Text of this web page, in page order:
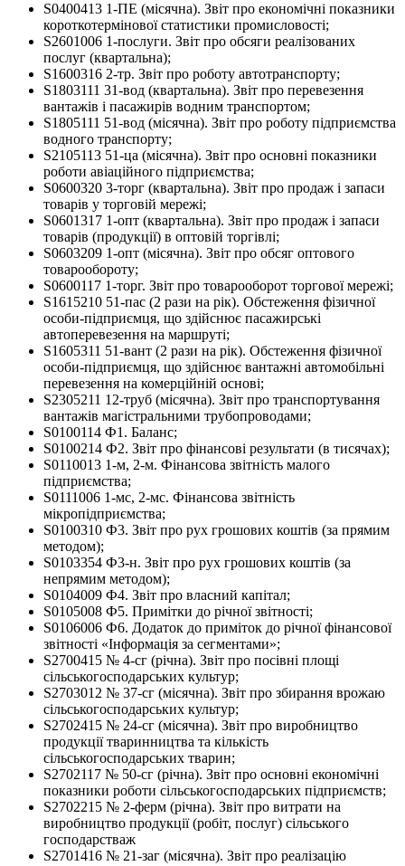
S0400413 1-ПЕ (місячна). Звіт про економічні показники
короткотермінової статистики промисловості;
S2601006 1-послуги. Звіт про обсяги реалізованих
послуг (квартальна);
S1600316 2-тр. Звіт про роботу автотранспорту;
S1803111 31-вод (квартальна). Звіт про перевезення
вантажів і пасажирів водним транспортом;
S1805111 51-вод (місячна). Звіт про роботу підприємства
водного транспорту;
S2105113 51-ца (місячна). Звіт про основні показники
роботи авіаційного підприємства;
S0600320 3-торг (квартальна). Звіт про продаж і запаси
товарів у торговій мережі;
S0601317 1-опт (квартальна). Звіт про продаж і запаси
товарів (продукції) в оптовій торгівлі;
S0603209 1-опт (місячна). Звіт про обсяг оптового
товарообороту;
S0600117 1-торг. Звіт про товарооборот торгової мережі;
S1615210 51-пас (2 рази на рік). Обстеження фізичної
особи-підприємця, що здійснює пасажирські
автоперевезення на маршруті;
S1605311 51-вант (2 рази на рік). Обстеження фізичної
особи-підприємця, що здійснює вантажні автомобільні
перевезення на комерційній основі;
S2305211 12-труб (місячна). Звіт про транспортування
вантажів магістральними трубопроводами;
S0100114 Ф1. Баланс;
S0100214 Ф2. Звіт про фінансові результати (в тисячах);
S0110013 1-м, 2-м. Фінансова звітність малого
підприємства;
S0111006 1-мс, 2-мс. Фінансова звітність
мікропідприємства;
S0100310 Ф3. Звiт про рух грошових коштiв (за прямим
методом);
S0103354 Ф3-н. Звiт про рух грошових коштiв (за
непрямим методом);
S0104009 Ф4. Звіт про власний капітал;
S0105008 Ф5. Примітки до річної звітності;
S0106006 Ф6. Додаток до приміток до річної фінансової
звітності «Інформація за сегментами»;
S2700415 № 4-сг (річна). Звіт про посівні площі
сільськогосподарських культур;
S2703012 № 37-cг (місячна). Звіт про збирання врожаю
сільськогосподарських культур;
S2702415 № 24-сг (місячна). Звіт про виробництво
продукції тваринництва та кількість
сільськогосподарських тварин;
S2702117 № 50-сг (річна). Звіт про основні економічні
показники роботи сільськогосподарських підприємств;
S2702215 № 2-ферм (річна). Звіт про витрати на
виробництво продукції (робіт, послуг) сільського
господарстваж
S2701416 № 21-заг (місячна). Звіт про реалізацію